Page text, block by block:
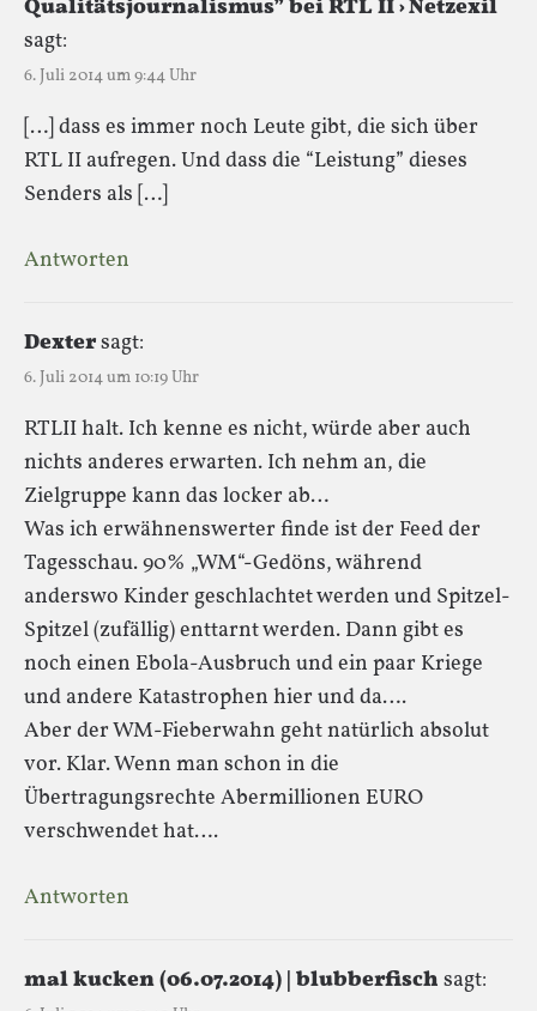
Qualitätsjournalismus” bei RTL II › Netzexil
sagt:
6. Juli 2014 um 9:44 Uhr
[…] dass es immer noch Leute gibt, die sich über
RTL II aufregen. Und dass die “Leistung” dieses
Senders als […]
Antworten
Dextersagt:
6. Juli 2014 um 10:19 Uhr
RTLII halt. Ich kenne es nicht, würde aber auch
nichts anderes erwarten. Ich nehm an, die
Zielgruppe kann das locker ab…
Was ich erwähnenswerter finde ist der Feed der
Tagesschau. 90% „WM“-Gedöns, während
anderswo Kinder geschlachtet werden und Spitzel-
Spitzel (zufällig) enttarnt werden. Dann gibt es
noch einen Ebola-Ausbruch und ein paar Kriege
und andere Katastrophen hier und da….
Aber der WM-Fieberwahn geht natürlich absolut
vor. Klar. Wenn man schon in die
Übertragungsrechte Abermillionen EURO
verschwendet hat….
Antworten
mal kucken (06.07.2014) | blubberfisch sagt: